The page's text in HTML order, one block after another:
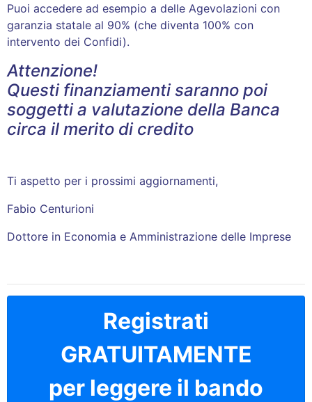
Puoi accedere ad esempio a delle Agevolazioni con
garanzia statale al 90% (che diventa 100% con
intervento dei Confidi).
Attenzione!
Questi finanziamenti saranno poi
soggetti a valutazione della Banca
circa il merito di credito
Ti aspetto per i prossimi aggiornamenti,
Fabio Centurioni
Dottore in Economia e Amministrazione delle Imprese
Registrati
GRATUITAMENTE
per leggere il bando